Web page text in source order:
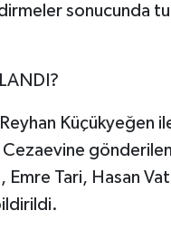
sonucunda
Küçükyeğen
Emre Tari, Hasan